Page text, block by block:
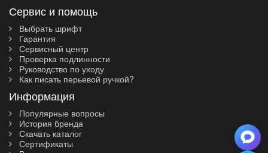
Сервис и помощь
Выбрать шрифт
Гарантия
Сервисный центр
Проверка подлинности
Руководство по уходу
Как писать перьевой ручкой?
Информация
Популярные вопросы
История бренда
Скачать каталог
Сертификаты